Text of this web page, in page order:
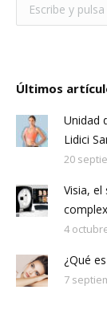
Últimos
Unidad
Lidici
20
Visia,
4
¿Qué
7